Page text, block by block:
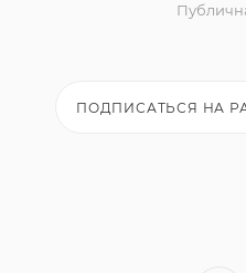
ПОДПИСАТЬСЯ НА